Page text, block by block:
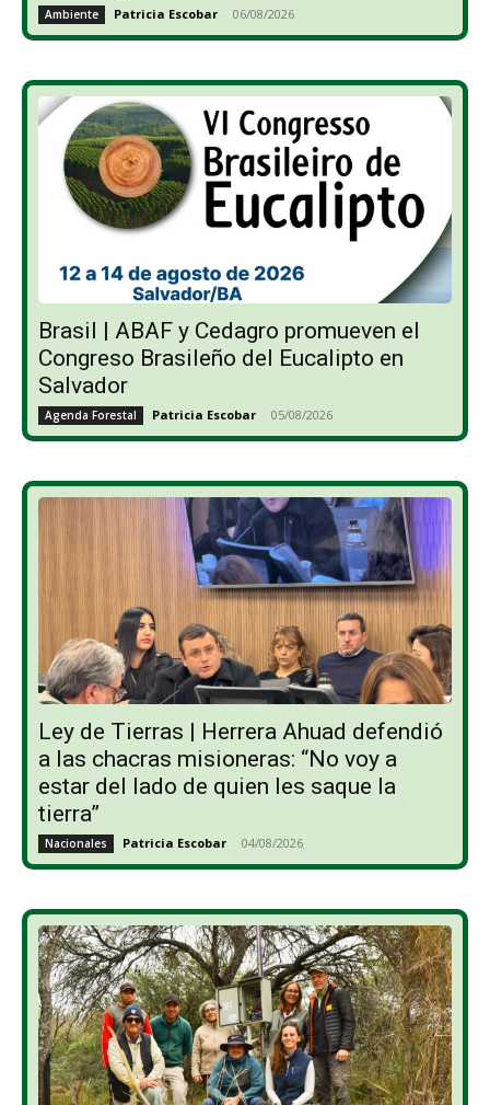
Ambiente Patricia Escobar - 06/08/2026
Brasil | ABAF y Cedagro promueven el
Congreso Brasileño del Eucalipto en
Salvador
Agenda Forestal Patricia Escobar - 05/08/2026
Ley de Tierras | Herrera Ahuad defendió
a las chacras misioneras: “No voy a
estar del lado de quien les saque la
tierra”
Nacionales Patricia Escobar - 04/08/2026